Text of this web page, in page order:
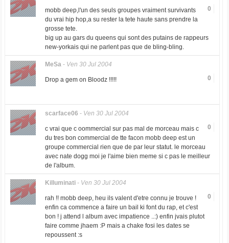
0
mobb deep,l'un des seuls groupes vraiment survivants
du vrai hip hop,a su rester la tete haute sans prendre la
grosse tete.
big up au gars du queens qui sont des putains de rappeurs
new-yorkais qui ne parlent pas que de bling-bling.
MeSa- Ven 30 Jul 2004
0
Drop a gem on Bloodz !!!!!
scarface06 - Ven 30 Jul 2004
0
c vrai que c oommercial sur pas mal de morceau mais c
du tres bon commercial de tte facon mobb deep est un
groupe commercial rien que de par leur statut. le morceau
avec nate dogg moi je l'aime bien meme si c pas le meilleur
de l'album.
Killuminati- Ven 30 Jul 2004
0
rah !! mobb deep, heu ils valent d'etre connu je trouve !
enfin ca commence a faire un bail ki font du rap, et c'est
bon ! j attend l album avec impatience ..:) enfin jvais plutot
faire comme jhaem :P mais a chake fosi les dates se
repoussent :s